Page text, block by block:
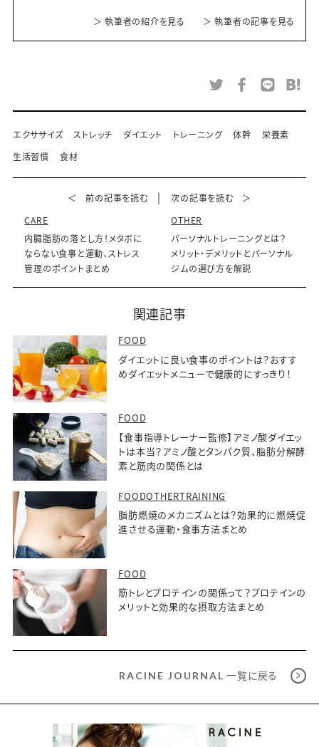
＞ 執筆者の紹介を見る ＞ 執筆者の記事を見る
エクササイズ ストレッチ ダイエット トレーニング 体幹
栄養素
生活習慣
食材
＜ 前の記事を読む
CARE
内臓脂肪の落とし方！メタボに
ならない食事と運動、ストレス
管理のポイントまとめ
次の記事を読む ＞
OTHER
パーソナルトレーニングとは？
メリット・デメリットとパーソナル
ジムの選び方を解説
関連記事
FOOD
ダイエットに良い食事のポイントは？おすす
めダイエットメニューで健康的にすっきり！
FOOD
【食事指導トレーナー監修】アミノ酸ダイエッ
トは本当？アミノ酸とタンパク質、脂肪分解酵
素と筋肉の関係とは
FOODOTHERTRAINING
脂肪燃焼のメカニズムとは？効果的に燃焼促
進させる運動・食事方法まとめ
FOOD
筋トレとプロテインの関係って？プロテインの
メリットと効果的な摂取方法まとめ
RACINE JOURNAL 一覧に戻る